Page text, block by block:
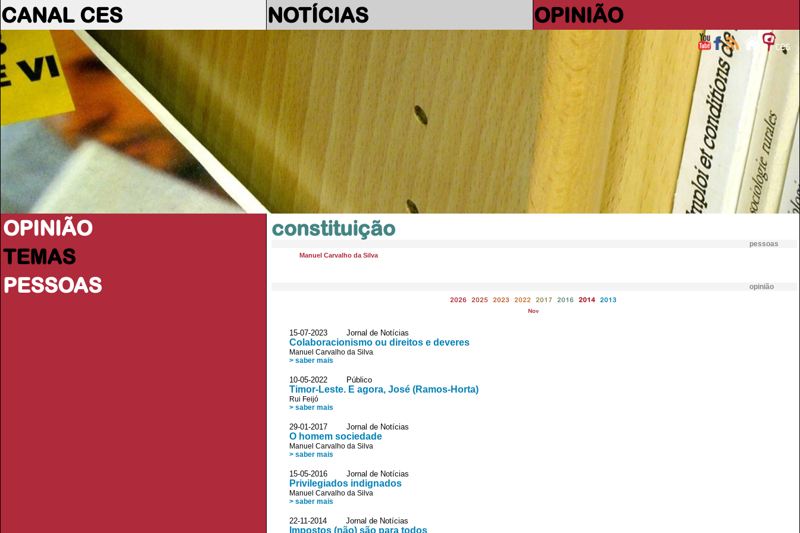
CANAL CES NOTÍCIAS OPINIÃO
OPINIÃO
TEMAS
PESSOAS
constituição
pessoas
Manuel Carvalho da Silva
opinião
2026 2025 2023 2022 2017 2016 2014 2013
Nov
15-07-2023 Jornal de Notícias
Colaboracionismo ou direitos e deveres
Manuel Carvalho da Silva
> saber mais
10-05-2022 Público
Timor-Leste. E agora, José (Ramos-Horta)
Rui Feijó
> saber mais
29-01-2017 Jornal de Notícias
O homem sociedade
Manuel Carvalho da Silva
> saber mais
15-05-2016 Jornal de Notícias
Privilegiados indignados
Manuel Carvalho da Silva
> saber mais
22-11-2014 Jornal de Notícias
Impostos (não) são para todos